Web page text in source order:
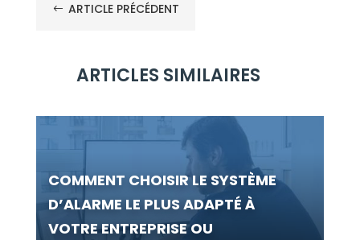
# ARTICLE PRÉCÉDENT
ARTICLES SIMILAIRES
COMMENT CHOISIR LE SYSTÈME
D’ALARME LE PLUS ADAPTÉ À
VOTRE ENTREPRISE OU